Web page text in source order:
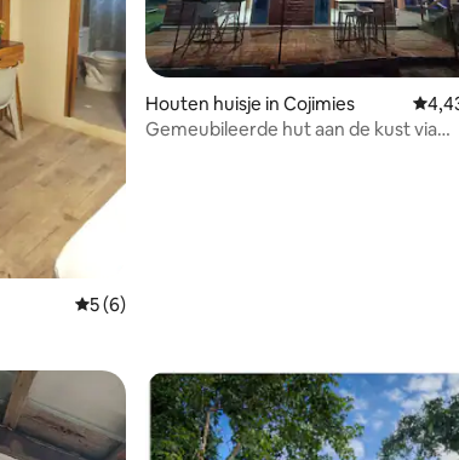
Gemiddelde beoordeling van 5 op 5, 6
5 (6)
Houten huisje in Cojimies
Gemeubileerde hut aan de kust via